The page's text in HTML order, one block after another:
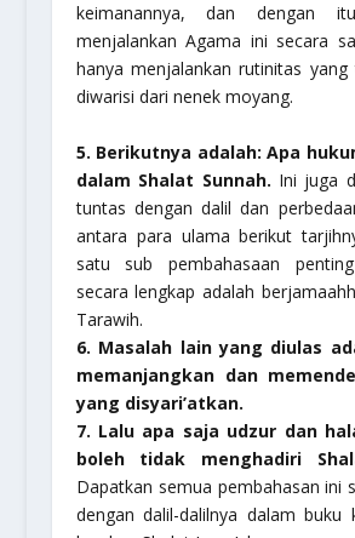
keimanannya, dan dengan
menjalankan Agama ini secara
hanya menjalankan rutinitas
diwarisi dari nenek moyang.
5. Berikutnya adalah: Apa
dalam Shalat Sunnah. Ini juga
tuntas dengan dalil dan
antara para ulama berikut
satu sub pembahasaan
secara lengkap adalah
Tarawih.
6. Masalah lain yang diulas
memanjangkan dan
yang disyari’atkan.
7. Lalu apa saja udzur dan
boleh tidak menghadiri
Dapatkan semua pembahasan ini
dengan dalil-dalilnya dalam buku